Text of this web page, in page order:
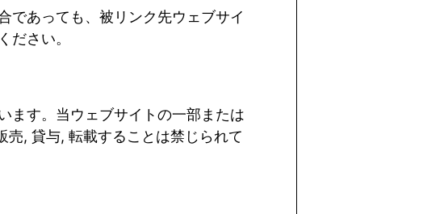
であっても、被リンク先ウェブサイ
ださい。
ます。当ウェブサイトの一部または
売, 貸与, 転載することは禁じられて